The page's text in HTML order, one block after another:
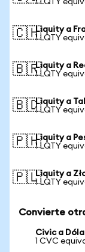
1 LQTY
🇨🇭Liquity a
1 LQTY
🇧🇷Liquity a
1 LQTY
🇧🇩Liquity a
1 LQTY
🇵🇭Liquity a
1 LQTY
🇵🇱Liquity a
1 LQTY
Convierte
Civic a
1 CVC